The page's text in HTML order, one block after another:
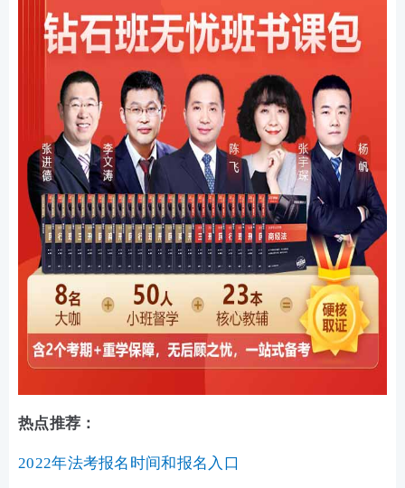
热点推荐：
2022年法考报名时间和报名入口